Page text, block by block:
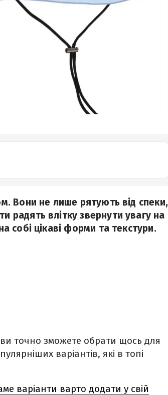
Вони не лише рятують від спеки,
радять влітку звернути увагу на
собі цікаві форми та текстури.
точно зможете обрати щось для
варіантів, які в топі
варіанти варто додати у свій